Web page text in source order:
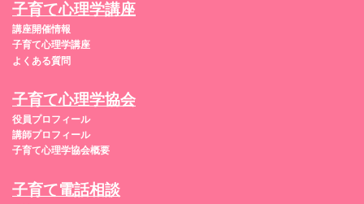
子育て心理学講座
講座開催情報
子育て心理学講座
よくある質問
子育て心理学協会
役員プロフィール
講師プロフィール
子育て心理学協会概要
子育て電話相談